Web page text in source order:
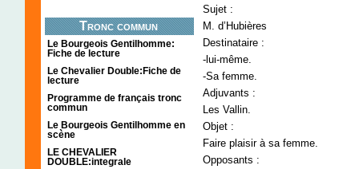
Tronc commun
Le Bourgeois Gentilhomme:
Fiche de lecture
Le Chevalier Double:Fiche de
lecture
Programme de français tronc
commun
Le Bourgeois Gentilhomme en
scène
LE CHEVALIER
DOUBLE:integrale
Sujet :
M. d’Hubières
Destinataire :
-lui-même.
-Sa femme.
Adjuvants :
Les Vallin.
Objet :
Faire plaisir à sa femme.
Opposants :